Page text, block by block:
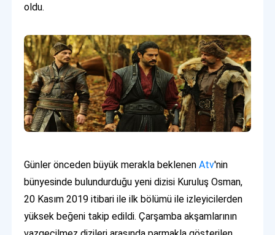
oldu.
Günler önceden büyük merakla beklenenAtv'nin
bünyesinde bulundurduğu yeni dizisi Kuruluş Osman,
20 Kasım 2019 itibari ile ilk bölümü ile izleyicilerden
yüksek beğeni takip edildi. Çarşamba akşamlarının